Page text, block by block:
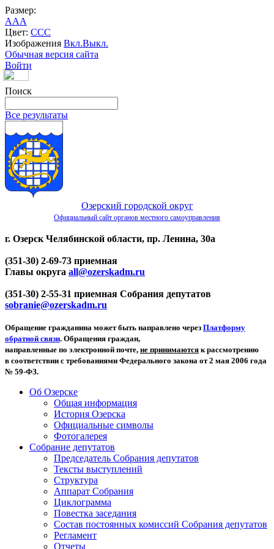
Размер:
AAA
Цвет: CCC
Изображения Вкл.Выкл.
Обычная версия сайта
Войти
Поиск
Все результаты
Озерский городской округ
Официальный сайт органов местного самоуправления
г. Озерск Челябинской области, пр. Ленина, 30а
(351-30) 2-69-73 приемная
Главы округа all@ozerskadm.ru
(351-30) 2-55-31 приемная Собрания депутатов
sobranie@ozerskadm.ru
Обращение гражданина может быть направлено через Платформу
обратной связи. Обращения граждан,
направленные по электронной почте, не принимаются к рассмотрению
в соответствии с требованиями Федерального закона от 2 мая 2006 года
№ 59-ФЗ.
Об Озерске
Общая информация
История Озерска
Официальные символы
Фотогалерея
Собрание депутатов
Председатель Собрания депутатов
Тексты выступлений
Структура
Аппарат Собрания
Циклограмма
Повестка заседания
Состав постоянных комиссий Собрания депутатов
Регламент
Отчеты